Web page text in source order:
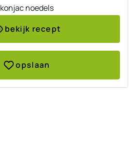
konjac noedels
bekijk recept
opslaan